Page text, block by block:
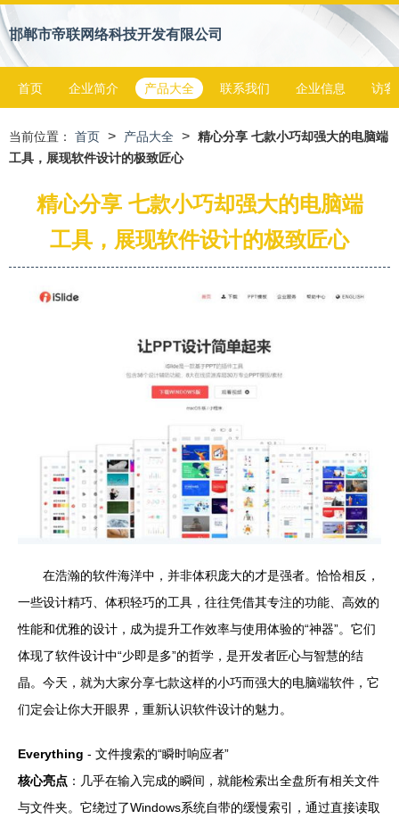
邯郸市帝联网络科技开发有限公司
首页 企业简介 产品大全 联系我们 企业信息 访客
当前位置： 首页 > 产品大全 > 精心分享 七款小巧却强大的电脑端
工具，展现软件设计的极致匠心
精心分享 七款小巧却强大的电脑端
工具，展现软件设计的极致匠心
在浩瀚的软件海洋中，并非体积庞大的才是强者。恰恰相反，
一些设计精巧、体积轻巧的工具，往往凭借其专注的功能、高效的
性能和优雅的设计，成为提升工作效率与使用体验的“神器”。它们
体现了软件设计中“少即是多”的哲学，是开发者匠心与智慧的结
晶。今天，就为大家分享七款这样的小巧而强大的电脑端软件，它
们定会让你大开眼界，重新认识软件设计的魅力。
Everything - 文件搜索的“瞬时响应者”
核心亮点 ：几乎在输入完成的瞬间，就能检索出全盘所有相关文件
与文件夹。它绕过了Windows系统自带的缓慢索引，通过直接读取